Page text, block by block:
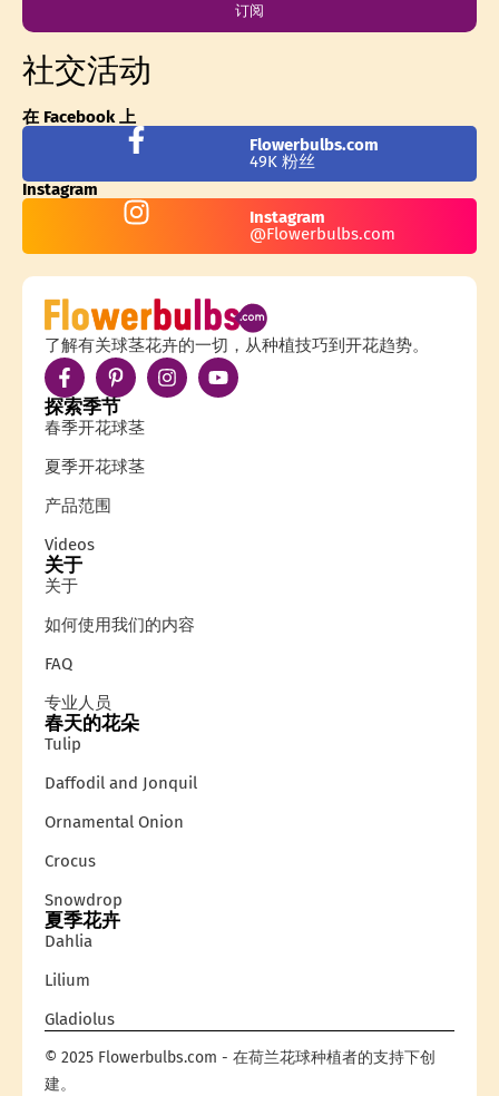
订阅
社交活动
在 Facebook 上
Flowerbulbs.com
49K 粉丝
Instagram
Instagram
@Flowerbulbs.com
了解有关球茎花卉的一切，从种植技巧到开花趋势。
探索季节
春季开花球茎
夏季开花球茎
产品范围
Videos
关于
关于
如何使用我们的内容
FAQ
专业人员
春天的花朵
Tulip
Daffodil and Jonquil
Ornamental Onion
Crocus
Snowdrop
夏季花卉
Dahlia
Lilium
Gladiolus
© 2025 Flowerbulbs.com - 在荷兰花球种植者的支持下创
建。